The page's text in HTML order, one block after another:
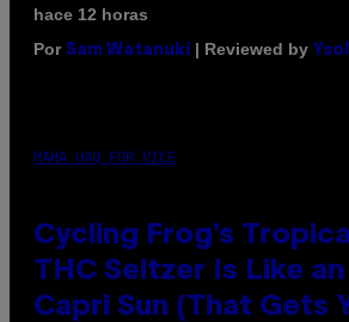
hace 12 horas
Por Sam Watanuki | Reviewed by
MAHA HAQ FOR VICE
Cycling Frog’s
THC Seltzer Is Like
Capri Sun (That Gets